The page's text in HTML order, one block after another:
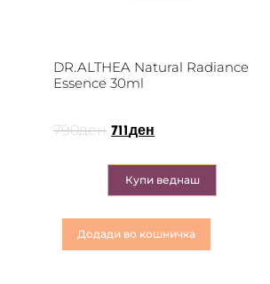
DR.ALTHEA Natural Radiance
Essence 30ml
790ден 711 ден
Купи веднаш
Додади во кошничка